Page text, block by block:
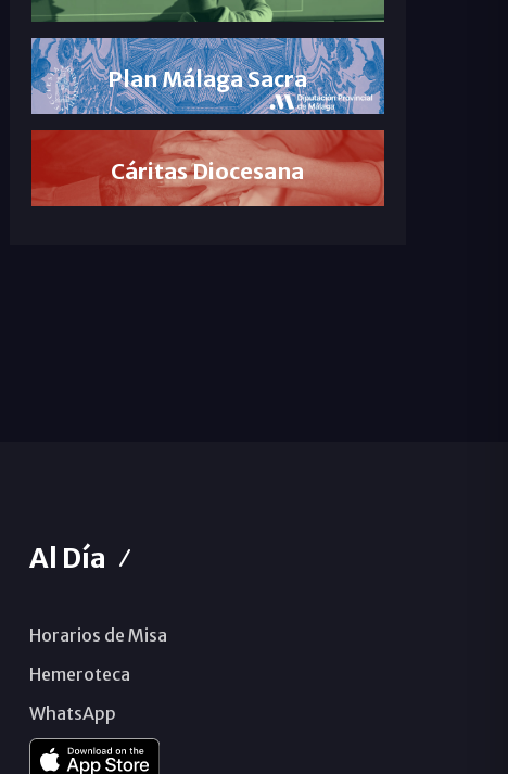
Plan Málaga Sacra
Cáritas Diocesana
Al Día
Horarios de Misa
Hemeroteca
WhatsApp